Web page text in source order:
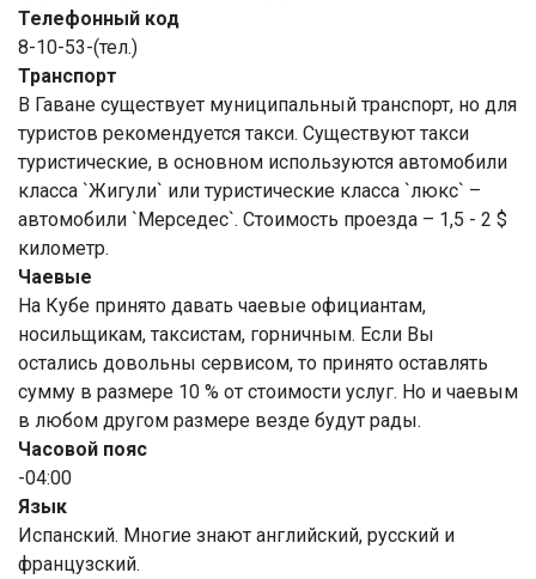
Телефонный код
8-10-53-(тел.)
Транспорт
В Гаване существует муниципальный транспорт, но для
туристов рекомендуется такси. Существуют такси
туристические, в основном используются автомобили
класса `Жигули` или туристические класса `люкс` –
автомобили `Мерседес`. Стоимость проезда – 1,5 - 2 $
километр.
Чаевые
На Кубе принято давать чаевые официантам,
носильщикам, таксистам, горничным. Если Вы
остались довольны сервисом, то принято оставлять
сумму в размере 10 % от стоимости услуг. Но и чаевым
в любом другом размере везде будут рады.
Часовой пояс
-04:00
Язык
Испанский. Многие знают английский, русский и
французский.